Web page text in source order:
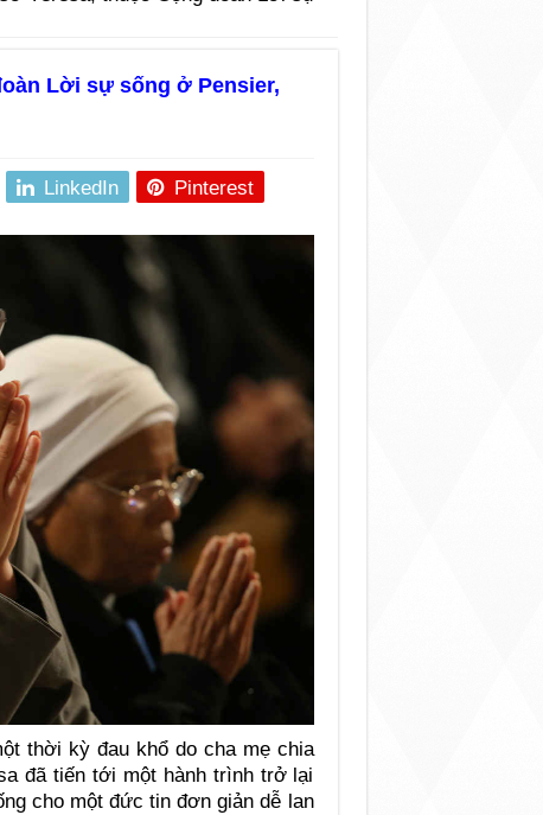
Lời sự sống ở Pensier,
LinkedIn Pinterest
thời kỳ đau khổ do cha mẹ chia
đã tiến tới một hành trình trở lại
cho một đức tin đơn giản dễ lan